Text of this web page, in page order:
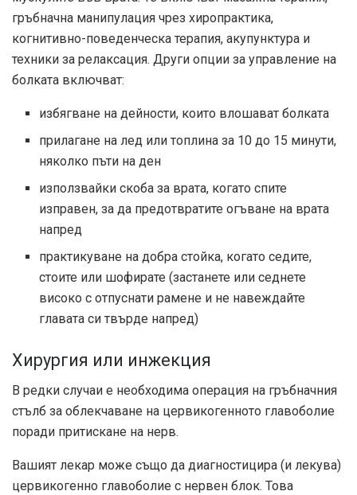
гръбначна манипулация чрез хиропрактика,
когнитивно-поведенческа терапия, акупунктура и
техники за релаксация. Други опции за управление на
болката включват:
избягване на дейности, които влошават болката
прилагане на лед или топлина за 10 до 15 минути,
няколко пъти на ден
използвайкискоба за врата, когато спите
изправен, за да предотвратите огъване на врата
напред
практикуване на добра стойка, когато седите,
стоите или шофирате (застанете или седнете
високо с отпуснати рамене и не навеждайте
главата си твърде напред)
Хирургия или инжекция
В редки случаи е необходима операция на гръбначния
стълб за облекчаване на цервикогенното главоболие
поради притискане на нерв.
Вашият лекар може също да диагностицира (и лекува)
цервикогенно главоболие с нервен блок. Това